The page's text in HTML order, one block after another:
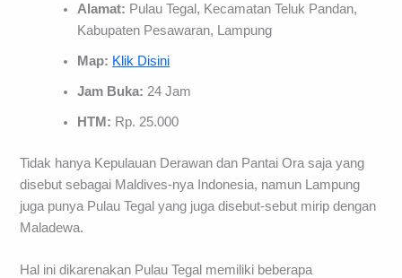
Alamat: Pulau Tegal, Kecamatan Teluk Pandan,
Kabupaten Pesawaran, Lampung
Map: Klik Disini
Jam Buka: 24 Jam
HTM: Rp. 25.000
Tidak hanya Kepulauan Derawan dan Pantai Ora saja yang
disebut sebagai Maldives-nya Indonesia, namun Lampung
juga punya Pulau Tegal yang juga disebut-sebut mirip dengan
Maladewa.
Hal ini dikarenakan Pulau Tegal memiliki beberapa